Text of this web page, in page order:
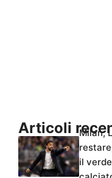
Articoli
Milan,
il